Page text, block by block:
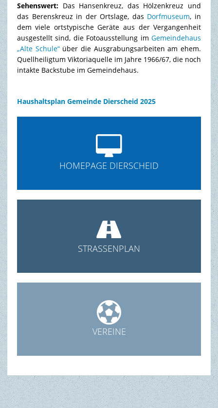
Sehenswert:Das Hansenkreuz, das Hölzenkreuz und
das Berenskreuz in der Ortslage, das Dorfmuseum, in
dem viele ortstypische Geräte aus der Vergangenheit
ausgestellt sind, die Fotoausstellung imGemeindehaus
„Alte Schule“über die Ausgrabungsarbeiten am ehem.
Quellheiligtum Viktoriaquelle im Jahre 1966/67, die noch
intakte Backstube im Gemeindehaus.
Haushaltsplan Gemeinde Dierscheid 2025

HOMEPAGE DIERSCHEID

STRASSENPLAN

VEREINE